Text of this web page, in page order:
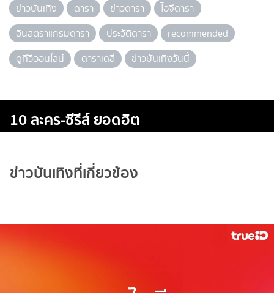
ข่าวบันเทิง ดารา ข่าวดารา
ไอจีดารา
อินสตราแกรมดารา
ประวัติดารา
recommended
ดูทีวีออนไลน์
ดาราเดลี่ ข่าวบันเทิงวันนี้
10 ละคร-ซีรีส์ ยอดฮิต
ข่าวบันเทิงที่เกี่ยวข้อง